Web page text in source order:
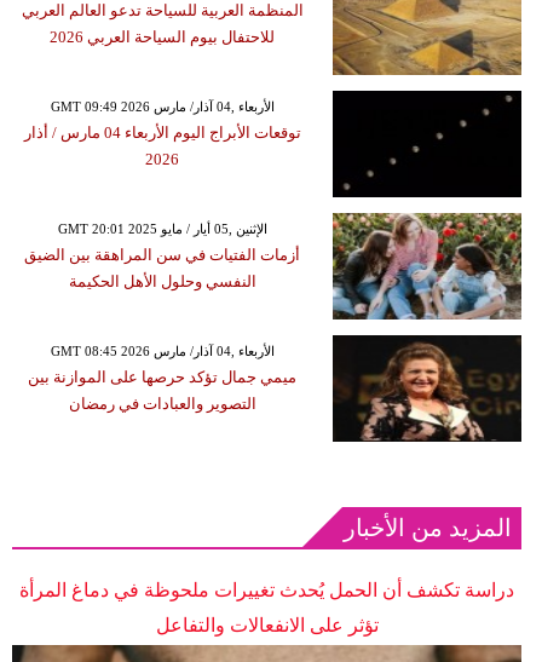
المنظمة العربية للسياحة تدعو العالم العربي
للاحتفال بيوم السياحة العربي 2026
GMT 09:49 2026 الأربعاء ,04 آذار/ مارس
توقعات الأبراج اليوم الأربعاء 04 مارس / أذار
2026
GMT 20:01 2025 الإثنين ,05 أيار / مايو
أزمات الفتيات في سن المراهقة بين الضيق
النفسي وحلول الأهل الحكيمة
GMT 08:45 2026 الأربعاء ,04 آذار/ مارس
ميمي جمال تؤكد حرصها على الموازنة بين
التصوير والعبادات في رمضان
المزيد من الأخبار
دراسة تكشف أن الحمل يُحدث تغييرات ملحوظة في دماغ المرأة
تؤثر على الانفعالات والتفاعل